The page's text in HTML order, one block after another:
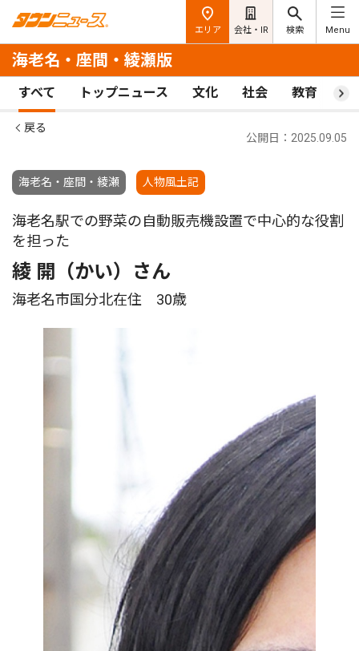
エリア 会社・IR 検索 Menu
海老名・座間・綾瀬版
すべて トップニュース 文化 社会 教育 ス
戻る
海老名・座間・綾瀬 人物風土記
公開日：2025.09.05
海老名駅での野菜の自動販売機設置で中心的な役割
を担った
綾 開（かい）さん
海老名市国分北在住 30歳